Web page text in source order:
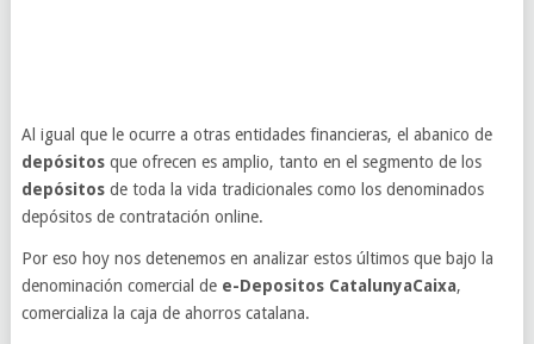
Al igual que le ocurre a otras entidades financieras, el abanico de
depósitosque ofrecen es amplio, tanto en el segmento de los
depósitosde toda la vida tradicionales como los denominados
depósitos de contratación online.
Por eso hoy nos detenemos en analizar estos últimos que bajo la
denominación comercial de e-Depositos CatalunyaCaixa,
comercializa la caja de ahorros catalana.